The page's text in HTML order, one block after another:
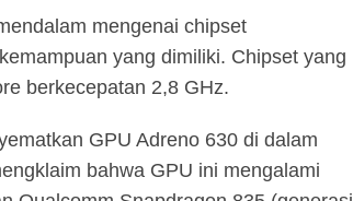
mengenai chipset
yang dimiliki. Chipset yang
berkecepatan 2,8 GHz.
GPU Adreno 630 di dalam
bahwa GPU ini mengalami